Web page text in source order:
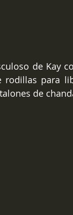
de Kay
rodillas para
de